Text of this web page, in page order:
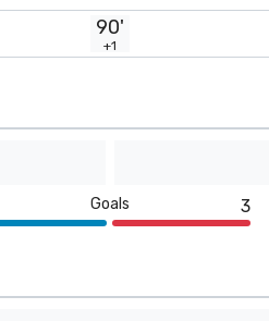
90'
+1
Goals 3